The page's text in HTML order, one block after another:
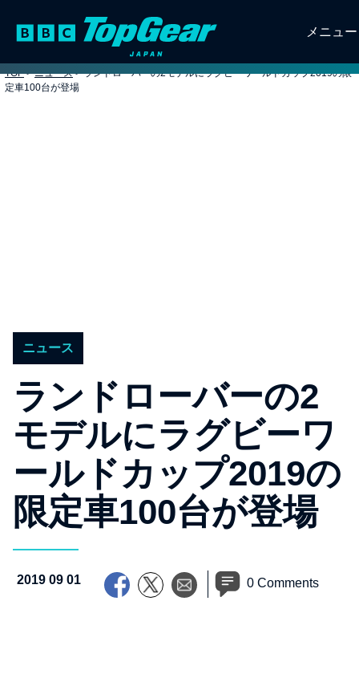
メニュー
TOP > ニュース > ランドローバーの2モデルにラグビーワールドカップ2019の限
定車100台が登場
ニュース
ランドローバーの2
モデルにラグビーワ
ールドカップ2019の
限定車100台が登場
2019 09 01 0 Comments